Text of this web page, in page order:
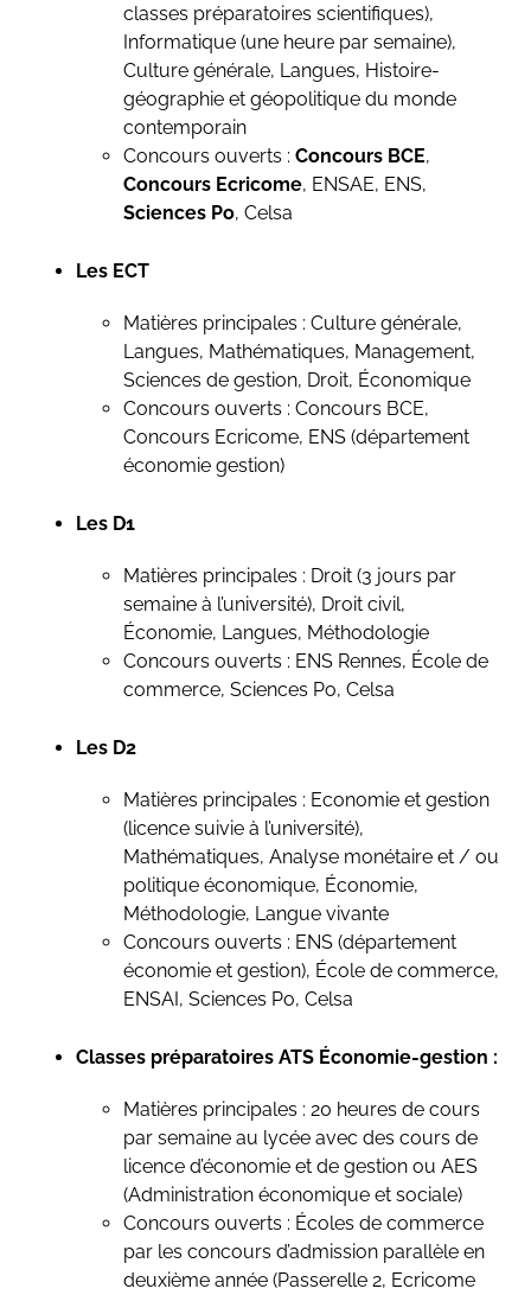
classes préparatoires scientifiques),
Informatique (une heure par semaine),
Culture générale, Langues, Histoire-
géographie et géopolitique du monde
contemporain
Concours ouverts : Concours BCE,
Concours Ecricome, ENSAE, ENS,
Sciences Po, Celsa
Les ECT
Matières principales : Culture générale,
Langues, Mathématiques, Management,
Sciences de gestion, Droit, Économique
Concours ouverts : Concours BCE,
Concours Ecricome, ENS (département
économie gestion)
Les D1
Matières principales : Droit (3 jours par
semaine à l’université), Droit civil,
Économie, Langues, Méthodologie
Concours ouverts : ENS Rennes, École de
commerce, Sciences Po, Celsa
Les D2
Matières principales : Economie et gestion
(licence suivie à l’université),
Mathématiques, Analyse monétaire et / ou
politique économique, Économie,
Méthodologie, Langue vivante
Concours ouverts : ENS (département
économie et gestion), École de commerce,
ENSAI, Sciences Po, Celsa
Classes préparatoires ATS Économie-gestion :
Matières principales : 20 heures de cours
par semaine au lycée avec des cours de
licence d’économie et de gestion ou AES
(Administration économique et sociale)
Concours ouverts : Écoles de commerce
par les concours d’admission parallèle en
deuxième année (Passerelle 2, Ecricome